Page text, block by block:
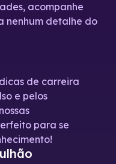
acompanhe
nenhum detalhe do
de carreira
e pelos
para se